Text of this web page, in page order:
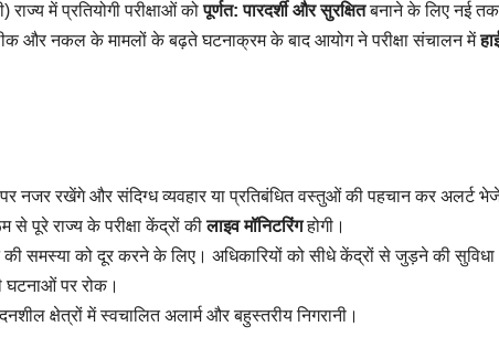
में प्रतियोगी परीक्षाओं कोपूर्णत: पारदर्शी और सुरक्षितबनाने के लिए नई
लीक और नकल के मामलों के बढ़ते घटनाक्रम के बाद आयोग ने परीक्षा संचालन में
पर नजर रखेंगे और संदिग्ध व्यवहार या प्रतिबंधित वस्तुओं की पहचान कर अलर्ट
पूरे राज्य के परीक्षा केंद्रों कीलाइव मॉनिटरिंगहोगी।
समस्या को दूर करने के लिए। अधिकारियों को सीधे केंद्रों से जुड़ने की
घटनाओं पर रोक।
क्षेत्रों में स्वचालित अलार्म और बहुस्तरीय निगरानी।